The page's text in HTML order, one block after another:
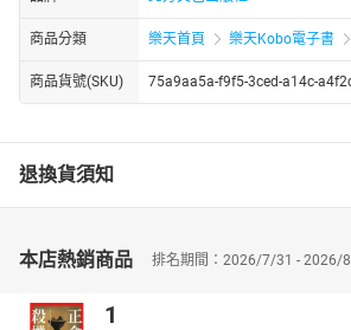
商品分類 樂天首頁 樂天Kobo電子書
商品貨號(SKU) 75a9aa5a-f9f5-3ced-a14c-
退換貨須知
本店熱銷商品 排名期間：2026/7/31 - 2026/
1